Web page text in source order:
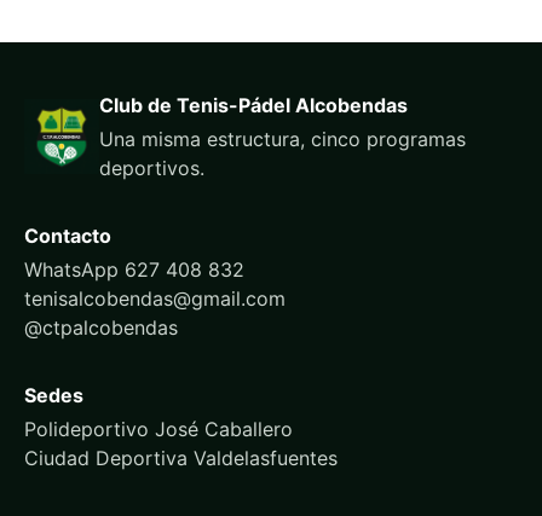
Club de Tenis-Pádel Alcobendas
Una misma estructura, cinco programas
deportivos.
Contacto
WhatsApp 627 408 832
tenisalcobendas@gmail.com
@ctpalcobendas
Sedes
Polideportivo José Caballero
Ciudad Deportiva Valdelasfuentes